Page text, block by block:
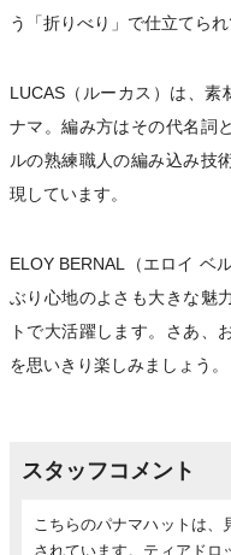
う「折りべり」で仕立てられ
LUCAS（ルーカス）は、
ナマ。編み方はその代名詞
ルの熟練職人の編み込み技
現しています。
ELOY BERNAL（エロイ ベ
ぶり心地のよさも大きな魅
トで大活躍します。さあ、
を思いきり楽しみましょう。
スタッフコメント
こちらのパナマハットは、
されています。ティアドロ